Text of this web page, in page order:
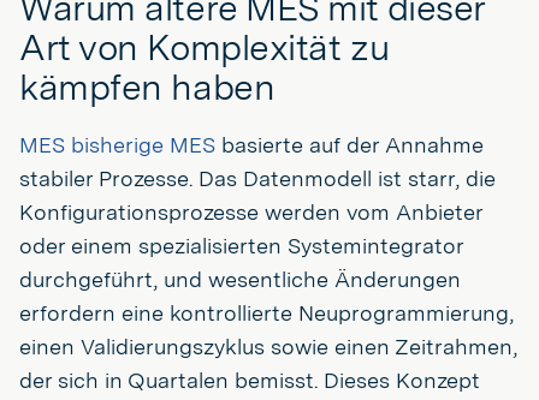
Art von Komplexität zu
kämpfen haben
MES bisherige MES basierte auf der Annahme
stabiler Prozesse. Das Datenmodell ist starr, die
Konfigurationsprozesse werden vom Anbieter
oder einem spezialisierten Systemintegrator
durchgeführt, und wesentliche Änderungen
erfordern eine kontrollierte Neuprogrammierung,
einen Validierungszyklus sowie einen Zeitrahmen,
der sich in Quartalen bemisst. Dieses Konzept